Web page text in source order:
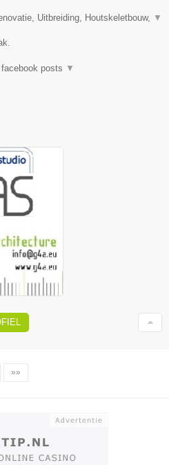
Uitbreiding, Houtskeletbouw, ▼
posts ▼
»»